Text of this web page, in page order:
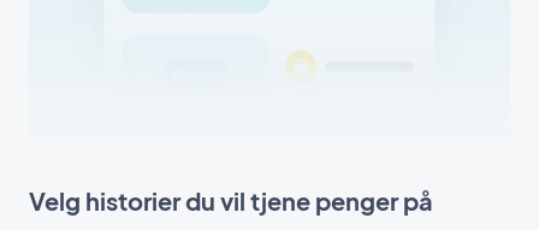
Velg historier du vil tjene penger på